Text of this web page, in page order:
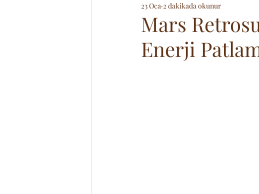
Bilim & Teknoloji
Mars
Enerji
23 Oca 2 dakikada okunur